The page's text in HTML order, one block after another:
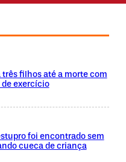
filhos até a morte com
exercício
foi encontrado sem
cueca de criança